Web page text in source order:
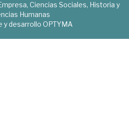
Ciencias Sociales, Historia y
Humanas
y desarrollo OPTYMA